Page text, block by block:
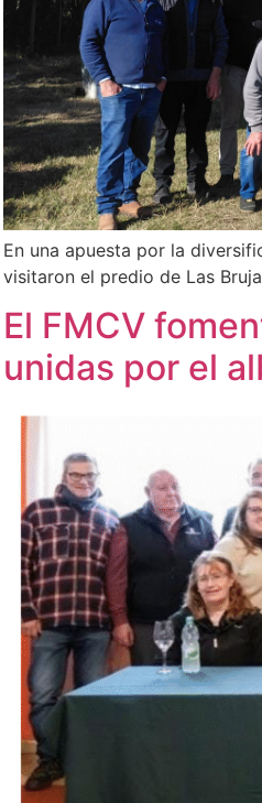
En una apuesta por la
visitaron el predio de Las
El FMCV
unidas por el